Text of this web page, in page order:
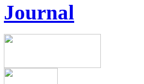
Journal